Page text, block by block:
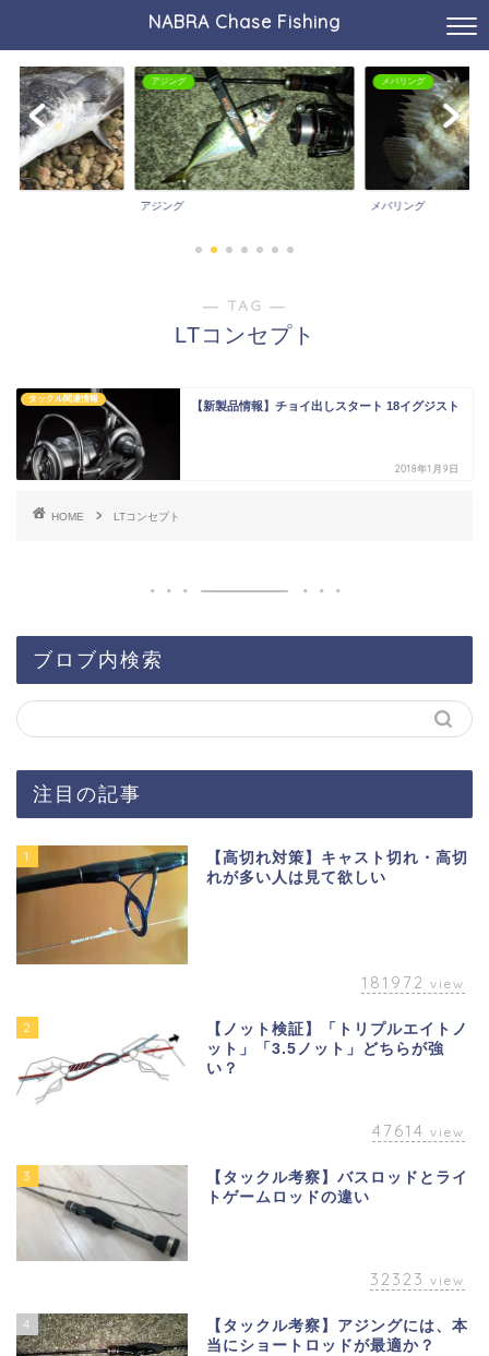
NABRA Chase Fishing
アジング
アジング
メバリング
メバリング
― TAG ―
LTコンセプト
タックル関連情報
【新製品情報】チョイ出しスタート 18イグジスト
2018年1月9日
HOME LTコンセプト
ブロブ内検索
注目の記事
1
【高切れ対策】キャスト切れ・高切
れが多い人は見て欲しい
181972 view
2
【ノット検証】「トリプルエイトノ
ット」「3.5ノット」どちらが強
い？
47614 view
3
【タックル考察】バスロッドとライ
トゲームロッドの違い
32323 view
4
【タックル考察】アジングには、本
当にショートロッドが最適か？